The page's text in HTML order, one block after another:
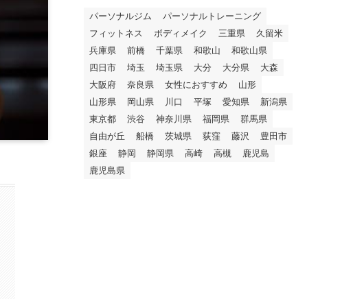
パーソナルジム
パーソナルトレーニング
フィットネス
ボディメイク 三重県
久留米
兵庫県
前橋 千葉県 和歌山
和歌山県
四日市
埼玉 埼玉県 大分 大分県
大森
大阪府
奈良県 女性におすすめ
山形
山形県
岡山県 川口 平塚 愛知県
新潟県
東京都
渋谷 神奈川県 福岡県
群馬県
自由が丘
船橋 茨城県 荻窪 藤沢
豊田市
銀座
静岡 静岡県 高崎 高槻
鹿児島
鹿児島県